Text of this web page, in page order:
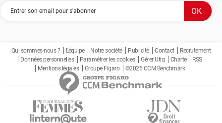
Qui sommes-nous ? L'équipe Notre société Publicité Contact
Recrutement
Données personnelles
Paramétrer les cookies Gérer Utiq Charte
RSS
Mentions légales
Groupe Figaro ©2025 CCM Benchmark